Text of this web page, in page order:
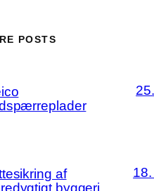
POSTS
af
byggeri